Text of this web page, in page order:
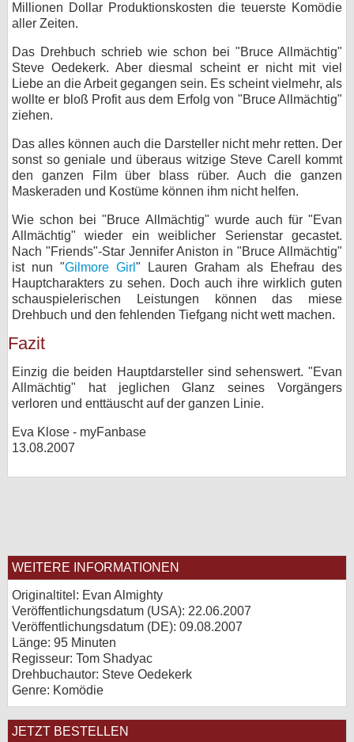
Millionen Dollar Produktionskosten die teuerste Komödie
aller Zeiten.
Das Drehbuch schrieb wie schon bei "Bruce Allmächtig"
Steve Oedekerk. Aber diesmal scheint er nicht mit viel
Liebe an die Arbeit gegangen sein. Es scheint vielmehr, als
wollte er bloß Profit aus dem Erfolg von "Bruce Allmächtig"
ziehen.
Das alles können auch die Darsteller nicht mehr retten. Der
sonst so geniale und überaus witzige Steve Carell kommt
den ganzen Film über blass rüber. Auch die ganzen
Maskeraden und Kostüme können ihm nicht helfen.
Wie schon bei "Bruce Allmächtig" wurde auch für "Evan
Allmächtig" wieder ein weiblicher Serienstar gecastet.
Nach "Friends"-Star Jennifer Aniston in "Bruce Allmächtig"
ist nun "Gilmore Girl " Lauren Graham als Ehefrau des
Hauptcharakters zu sehen. Doch auch ihre wirklich guten
schauspielerischen Leistungen können das miese
Drehbuch und den fehlenden Tiefgang nicht wett machen.
Fazit
Einzig die beiden Hauptdarsteller sind sehenswert. "Evan
Allmächtig" hat jeglichen Glanz seines Vorgängers
verloren und enttäuscht auf der ganzen Linie.
Eva Klose - myFanbase
13.08.2007
WEITERE INFORMATIONEN
Originaltitel: Evan Almighty
Veröffentlichungsdatum (USA): 22.06.2007
Veröffentlichungsdatum (DE): 09.08.2007
Länge: 95 Minuten
Regisseur: Tom Shadyac
Drehbuchautor: Steve Oedekerk
Genre: Komödie
JETZT BESTELLEN